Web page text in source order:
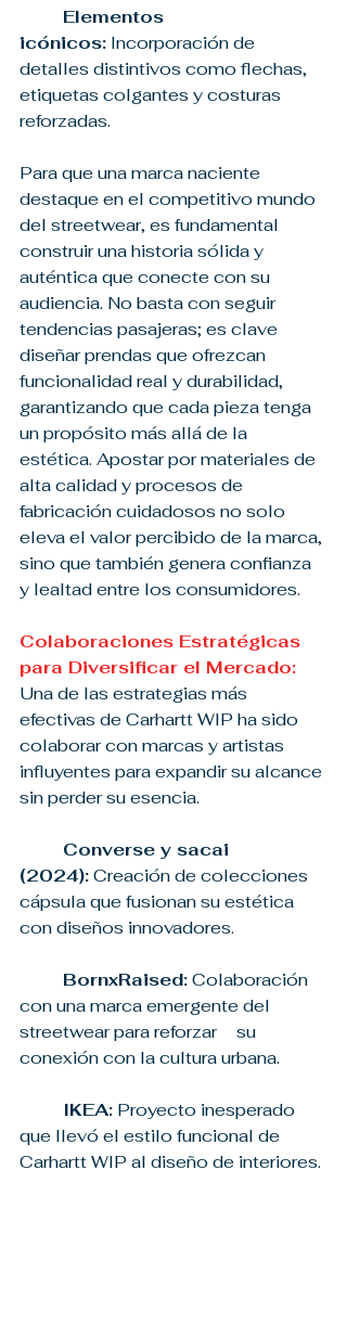
Elementos
icónicos: Incorporación de
detalles distintivos como flechas,
etiquetas colgantes y costuras
reforzadas.
Para que una marca naciente
destaque en el competitivo mundo
del streetwear, es fundamental
construir una historia sólida y
auténtica que conecte con su
audiencia. No basta con seguir
tendencias pasajeras; es clave
diseñar prendas que ofrezcan
funcionalidad real y durabilidad,
garantizando que cada pieza tenga
un propósito más allá de la
estética. Apostar por materiales de
alta calidad y procesos de
fabricación cuidadosos no solo
eleva el valor percibido de la marca,
sino que también genera confianza
y lealtad entre los consumidores.
Colaboraciones Estratégicas
para Diversificar el Mercado:
Una de las estrategias más
efectivas de Carhartt WIP ha sido
colaborar con marcas y artistas
influyentes para expandir su alcance
sin perder su esencia.
Converse y sacai
(2024): Creación de colecciones
cápsula que fusionan su estética
con diseños innovadores.
BornxRaised: Colaboración
con una marca emergente del
streetwear para reforzar 	su
conexión con la cultura urbana.
IKEA: Proyecto inesperado
que llevó el estilo funcional de
Carhartt WIP al diseño de interiores.